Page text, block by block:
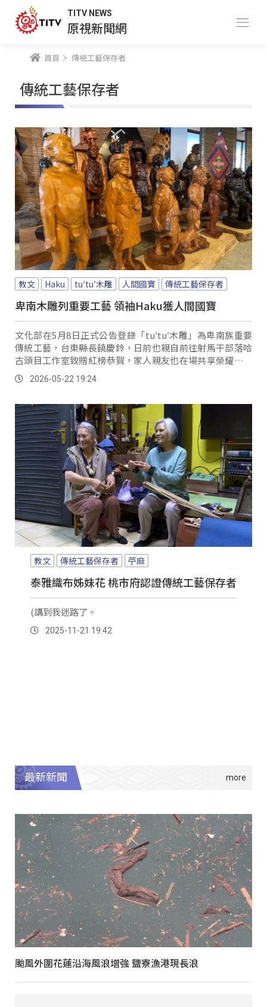
TITV NEWS
原視新聞網
首頁 傳統工藝保存者
傳統工藝保存者
教文 Haku tu′tu′木雕 人間國寶 傳統工藝保存者
卑南木雕列重要工藝 領袖Haku獲人間國寶
文化部在5月8日正式公告登錄「tu′tu′木雕」為卑南族重要
傳統工藝，台東縣長饒慶鈴，日前也親自前往射馬干部落哈
古頭目工作室致贈紅榜恭賀，家人親友也在場共享榮耀及喜
悅。2026-05-22 19:24
教文 傳統工藝保存者 苧麻
泰雅織布姊妹花 桃市府認證傳統工藝保存者
(講到我迷路了。
2025-11-21 19:42
最新新聞
颱風外圍花蓮沿海風浪增強 鹽寮漁港現長浪